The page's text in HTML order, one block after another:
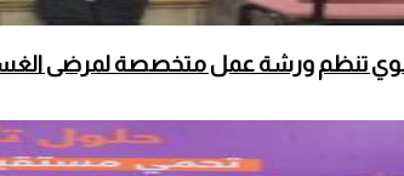
تنظم ورشة عمل متخصصة لمرضى